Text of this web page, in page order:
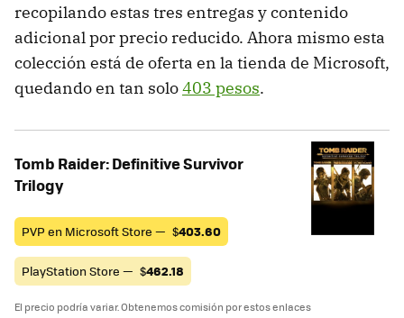
recopilando estas tres entregas y contenido
adicional por precio reducido. Ahora mismo esta
colección está de oferta en la tienda de Microsoft,
quedando en tan solo403 pesos.
Tomb Raider: Definitive Survivor
Trilogy
PVP en Microsoft Store — $403.60
PlayStation Store — $462.18
El precio podría variar. Obtenemos comisión por estos enlaces